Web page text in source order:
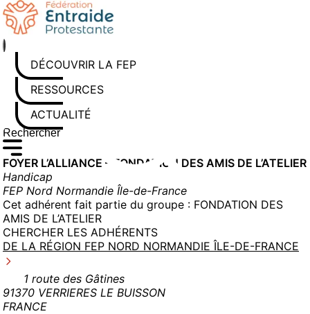
Aller
au
contenu
DÉCOUVRIR LA FEP
RESSOURCES
ACTUALITÉS
Rechercher sur le site
Saisissez au moins 3 caractères pour lancer la recherche
FOYER L’ALLIANCE – FONDATION DES AMIS DE L’ATELIER
Handicap
FEP Nord Normandie Île-de-France
Cet adhérent fait partie du groupe : FONDATION DES
AMIS DE L’ATELIER
CHERCHER LES ADHÉRENTS
DE LA RÉGION FEP NORD NORMANDIE ÎLE-DE-FRANCE
1 route des Gâtines
91370 VERRIERES LE BUISSON
FRANCE